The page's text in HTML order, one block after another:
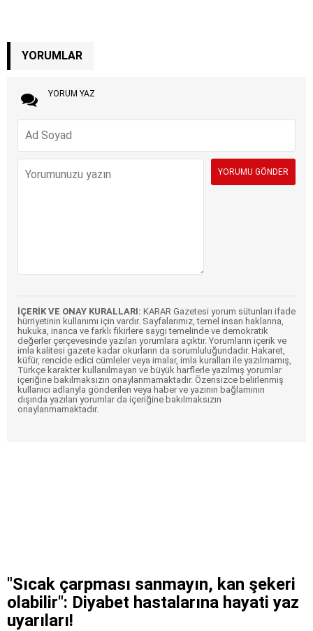
YORUMLAR
YORUM YAZ
İÇERİK VE ONAY KURALLARI: KARAR Gazetesi yorum sütunları ifade
hürriyetinin kullanımı için vardır. Sayfalarımız, temel insan haklarına,
hukuka, inanca ve farklı fikirlere saygı temelinde ve demokratik
değerler çerçevesinde yazılan yorumlara açıktır. Yorumların içerik ve
imla kalitesi gazete kadar okurların da sorumluluğundadır. Hakaret,
küfür, rencide edici cümleler veya imalar, imla kuralları ile yazılmamış,
Türkçe karakter kullanılmayan ve büyük harflerle yazılmış yorumlar
içeriğine bakılmaksızın onaylanmamaktadır. Özensizce belirlenmiş
kullanıcı adlarıyla gönderilen veya haber ve yazının bağlamının
dışında yazılan yorumlar da içeriğine bakılmaksızın
onaylanmamaktadır.
"Sıcak çarpması sanmayın, kan şekeri
olabilir": Diyabet hastalarına hayati yaz
uyarıları!